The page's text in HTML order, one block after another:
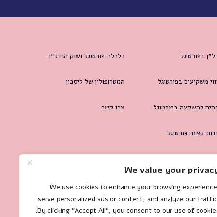
We value your
We use cookies to enhance your browsing
serve personalized ads or content, and analyze our
By clicking "Accept All", you consent to our use of
בפורטוגל
משקיעים בפורטוגל
להשקעה בפורטוגל
קאזה פורטוגל
כלכלת פורטוגל ושוק הנדל״ן
המטרופולין של ליסבון
צרו קשר